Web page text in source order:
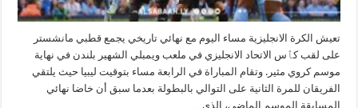
تعيش الكرة الانجليزية مساء اليوم مع نهائي تاريخي يجمع قطبي مانشستر
على لقب كٱس الاتحاد الانجليزي في ملعب ويمبلي الشهير بلندن في نهاية
موسم كروي مثير. وتقام المباراة في الرابعة مساء بتوقيت ليبيا حيث يلتقي
الفريقان للمرة الثانية على التوالي بالبطولة بعدما سبق أن خاضا نهائي
المسابقة الموسم الماضي، الذي …